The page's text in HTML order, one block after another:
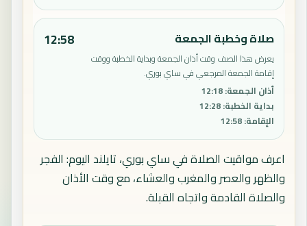
صلاة وخطبة الجمعة
يعرض هذا الصف وقت أذان الجمعة وبداية الخطبة ووقت
إقامة الجمعة المرجعي في ساي بوري.
أذان الجمعة:
12:18
بداية الخطبة:
12:28
الإقامة:
12:58
12:58
اعرف مواقيت الصلاة في ساي بوري، تايلند اليوم: الفجر
والظهر والعصر والمغرب والعشاء، مع وقت الأذان
والصلاة القادمة واتجاه القبلة.